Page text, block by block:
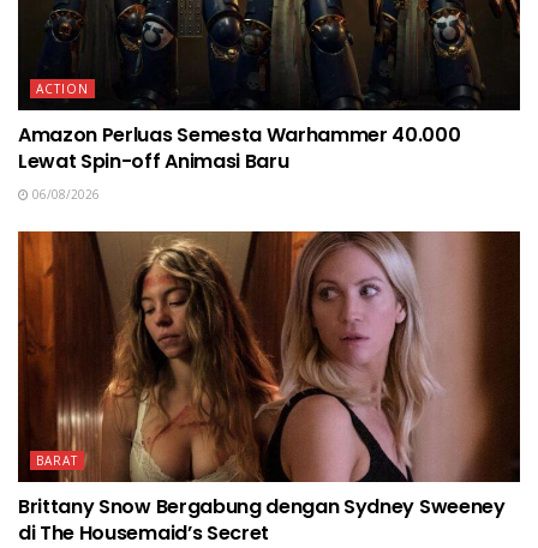
ACTION
Amazon Perluas Semesta Warhammer 40.000
Lewat Spin-off Animasi Baru
06/08/2026
BARAT
Brittany Snow Bergabung dengan Sydney Sweeney
di The Housemaid’s Secret